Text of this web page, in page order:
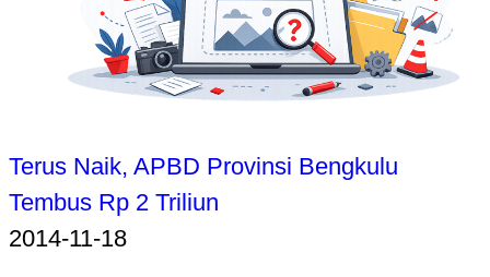
Terus Naik, APBD Provinsi Bengkulu
Tembus Rp 2 Triliun
2014-11-18